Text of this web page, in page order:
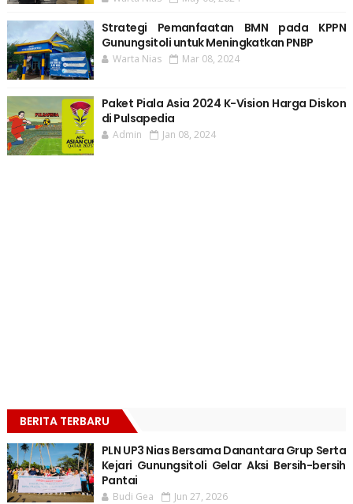
Strategi Pemanfaatan BMN pada KPPN
Gunungsitoli untuk Meningkatkan PNBP
Warta Nias Mar 08, 2024
Paket Piala Asia 2024 K-Vision Harga Diskon
di Pulsapedia
Admin Jan 08, 2024
BERITA TERBARU
PLN UP3 Nias Bersama Danantara Grup Serta
Kejari Gunungsitoli Gelar Aksi Bersih-bersih
Pantai
Budi Gea Jun 27, 2026